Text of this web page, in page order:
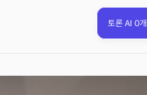
토론 AI 0개